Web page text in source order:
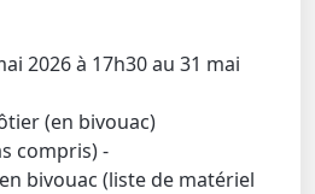
2026 à 17h30 au 31 mai
(en bivouac)
compris) -
bivouac (liste de matériel